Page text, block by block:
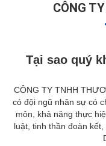
CÔNG
Tại sao quý
CÔNG TY TNHH
có đội ngũ nhân sự có
môn, khả năng thực
luật, tinh thần đoàn